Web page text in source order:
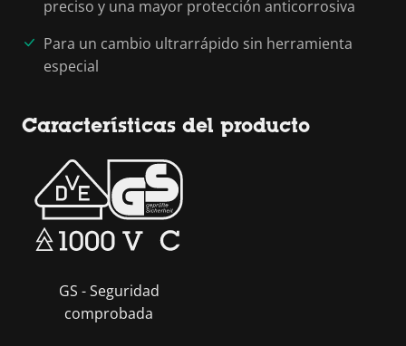
preciso y una mayor protección anticorrosiva
Para un cambio ultrarrápido sin herramienta
especial
Características del producto
GS - Seguridad
comprobada